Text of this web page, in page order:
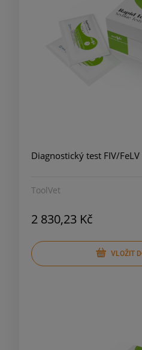
Diagnostický test FIV/
ToolVet
2 830,23 Kč
VLOŽIT